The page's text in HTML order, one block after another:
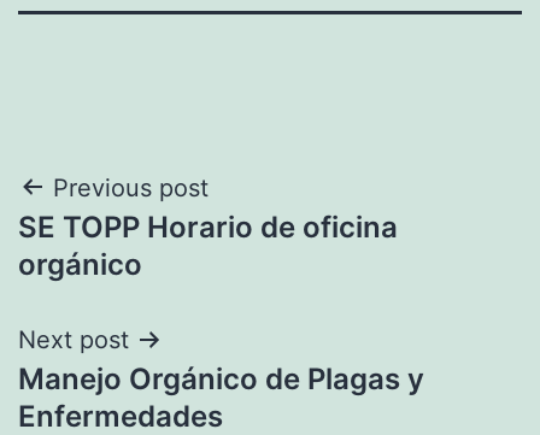
Navegación
de
Previous post
SE TOPP Horario de oficina
orgánico
Next post
Manejo Orgánico de Plagas y
Enfermedades